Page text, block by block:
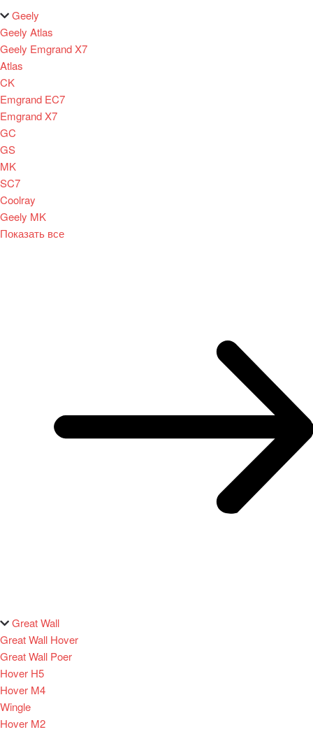
Geely
Geely Atlas
Geely Emgrand X7
Atlas
CK
Emgrand EC7
Emgrand X7
GC
GS
MK
SC7
Coolray
Geely MK
Показать все
Great Wall
Great Wall Hover
Great Wall Poer
Hover H5
Hover M4
Wingle
Hover M2